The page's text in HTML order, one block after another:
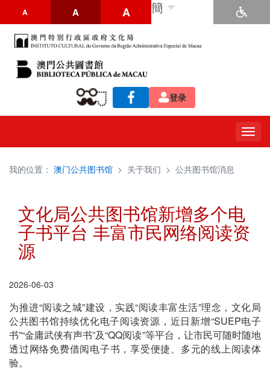
A A A 簡
登录
我的位置： 澳门公共图书馆 > 关于我们 > 公共图书馆消息
文化局公共图书馆新增多个电
子书平台 丰富市民网络阅读资
源
2026-06-03
为推进“阅读之城”建设，实践“阅读丰富生活”理念，文化局
公共图书馆持续优化电子阅读资源，近日新增“SUEP电子
书”“金庸武侠有声书”及“QQ阅读”等平台，让市民可随时随地
透过网络免费借阅电子书，享受便捷、多元的线上阅读体
验。